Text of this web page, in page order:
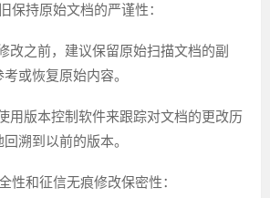
保持原始文档的严谨性：
改之前，建议保留原始扫描文档的副
或恢复原始内容。
用版本控制软件来跟踪对文档的更改历
溯到以前的版本。
性和征信无痕修改保密性：